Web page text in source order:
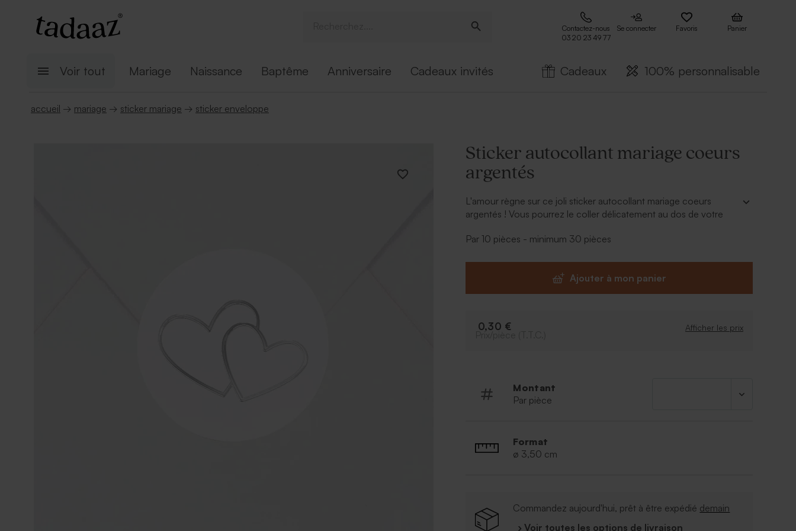
Contactez-nous
03 20 23 49 77
Se connecter Favoris Panier
Voir tout Mariage Naissance Baptême Anniversaire Cadeaux invités Cadeaux 100% personnalisable
accueil → mariage → sticker mariage → sticker enveloppe
Sticker autocollant mariage coeurs
argentés
L'amour règne sur ce joli sticker autocollant mariage coeurs
argentés ! Vous pourrez le coller délicatement au dos de votre
un véritable atout.
Par 10 pièces - minimum 30 pièces
Ajouter à mon panier
0,30 € Afficher les prix
Montant
Par pièce
Format
ø 3,50 cm
Commandez aujourd'hui, prêt à être expédié demain
› Voir toutes les options de livraison